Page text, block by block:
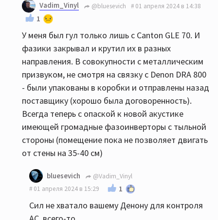
Vadim_Vinyl @bluesevich 01 апреля 2024 в 14:38
1
У меня был гул только лишь с Canton GLE 70. И
фазики закрывал и крутил их в разных
направления. В совокупности с металлическим
призвуком, не смотря на связку с Denon DRA 800
- были упакованы в коробки и отправлены назад
поставщику (хорошо была договоренность).
Всегда теперь с опаской к новой акустике
имеющей громадные фазоинверторы с тыльной
стороны (помещение пока не позволяет двигать
от стены на 35-40 см)
bluesevich
@Vadim_Vinyl
01 апреля 2024 в 15:29
1
Сил не хватало вашему Денону для контроля